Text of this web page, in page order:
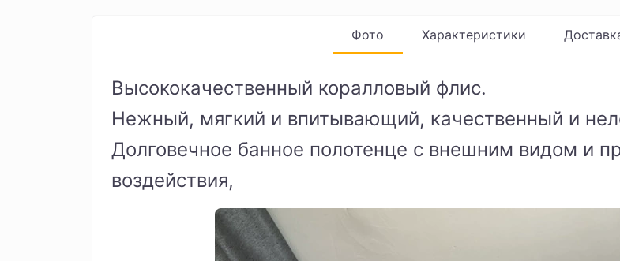
Фото Характеристики
Высококачественный коралловый флис.
Нежный, мягкий и впитывающий, качественный и
Долговечное банное полотенце с внешним видом и
воздействия,